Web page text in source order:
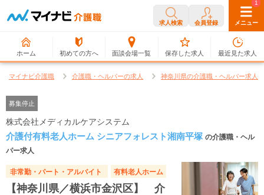
求人検索 会員登録 メニュー
ホーム 初めての方へ 面談会場一覧
0
保存した求人
1
最近見た求人
マイナビ介護職 介護職・ヘルパーの求人 神奈川県の介護職・ヘルパー求人
募集停止
株式会社メディカルケアシステム
介護付有料老人ホーム シニアフォレスト湘南平塚 の介護職・ヘル
パー求人
非常勤・パート・アルバイト 有料老人ホーム
【神奈川県／横浜市金沢区】 介